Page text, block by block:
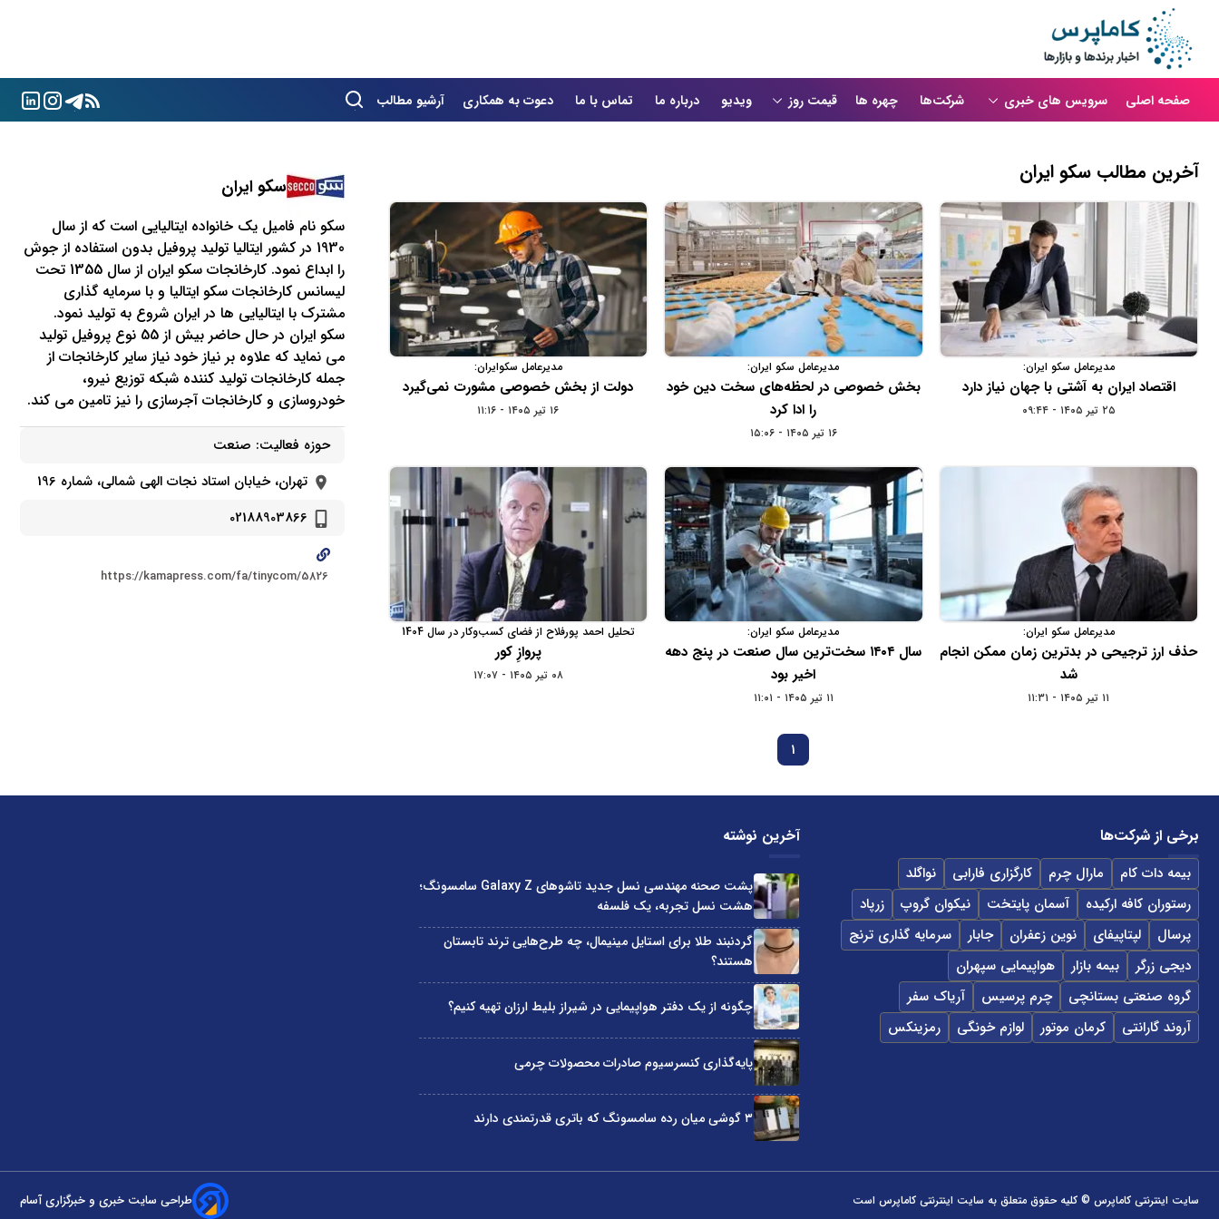
صفحه اصلی سرویس های خبری شرکت‌ها چهره ها قیمت روز ویدیو درباره ما تماس با ما دعوت به همکاری آرشیو مطالب
آخرین مطالب سكو ایران
مدیرعامل سکو ایران:
اقتصاد ایران به آشتی با جهان نیاز دارد
۲۵ تیر ۱۴۰۵ - ۰۹:۴۴
مدیرعامل سکو ایران:
بخش خصوصی در لحظه‌های سخت دین خود
را ادا کرد
۱۶ تیر ۱۴۰۵ - ۱۵:۰۶
مدیرعامل سکوایران:
دولت از بخش خصوصی مشورت نمی‌گیرد
۱۶ تیر ۱۴۰۵ - ۱۱:۱۶
مدیرعامل سکو ایران:
حذف ارز ترجیحی در بدترین زمان ممکن انجام
شد
۱۱ تیر ۱۴۰۵ - ۱۱:۳۱
مدیرعامل سکو ایران:
سال ۱۴۰۴ سخت‌ترین سال صنعت در پنج دهه
اخیر بود
۱۱ تیر ۱۴۰۵ - ۱۱:۰۱
تحلیل احمد پورفلاح از فضای کسب‌وکار در سال 1404
پروازِ کور
۰۸ تیر ۱۴۰۵ - ۱۷:۰۷
1
سكو ایران
سكو نام فاميل يك خانواده ايتاليايی است كه از سال
1930 در كشور ايتاليا توليد پروفيل بدون استفاده از جوش
را ابداع نمود. كارخانجات سكو ايران از سال 1355 تحت
ليسانس كارخانجات سكو ايتاليا و با سرمايه گذاری
مشترك با ايتاليايی ها در ايران شروع به توليد نمود.
سكو ايران در حال حاضر بيش از 55 نوع پروفيل توليد
می نمايد كه علاوه بر نياز خود نياز ساير كارخانجات از
جمله كارخانجات توليد كننده شبكه توزيع نيرو،
خودروسازی و كارخانجات آجرسازی را نيز تامين می كند.
حوزه فعالیت: صنعت
تهران، خيابان استاد نجات الهی شمالی، شماره 196
برخی از شرکت‌ها
بیمه دات کام مارال چرم کارگزاری فارابی
نواگلد
رستوران کافه ارکیده
آسمان پایتخت نیکوان گروپ
زرپاد
پرسال
لپتاپیفای نوین زعفران جابار
سرمایه گذاری ترنج
دیجی زرگر
بیمه بازار
هواپیمایی سپهران
گروه صنعتی بستانچی
چرم پرسیس
آریاک سفر
آروند گارانتی
کرمان موتور لوازم خونگی رمزینکس
آخرین نوشته
پشت صحنه مهندسی نسل جدید تاشوهای Galaxy Z سامسونگ؛
هشت نسل تجربه، یک فلسفه
گردنبند طلا برای استایل مینیمال، چه طرح‌هایی ترند تابستان
هستند؟
چگونه از یک دفتر هواپیمایی در شیراز بلیط ارزان تهیه کنیم؟
پایه‌گذاری کنسرسیوم صادرات محصولات چرمی
۳ گوشی میان رده سامسونگ که باتری قدرتمندی دارند
سایت اینترنتی کاماپرس © کلیه حقوق متعلق به سایت اینترنتی کاماپرس است طراحی سایت خبری و خبرگزاری آسام